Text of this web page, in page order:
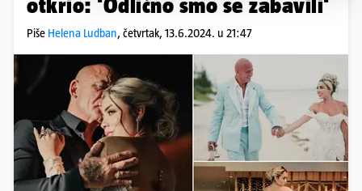
otkrio: 'Odlično smo se zabavili'
Piše Helena Ludban, četvrtak, 13.6.2024. u 21:47